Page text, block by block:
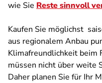
wie Sie Reste sinnvoll
Kaufen Sie möglichst
aus regionalem Anbau
Klimafreundlichkeit beim
müssen nicht über weite
Daher planen Sie für Ihr